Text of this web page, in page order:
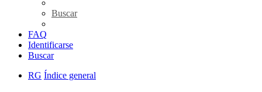
Buscar
FAQ
Identificarse
Buscar
RG Índice general